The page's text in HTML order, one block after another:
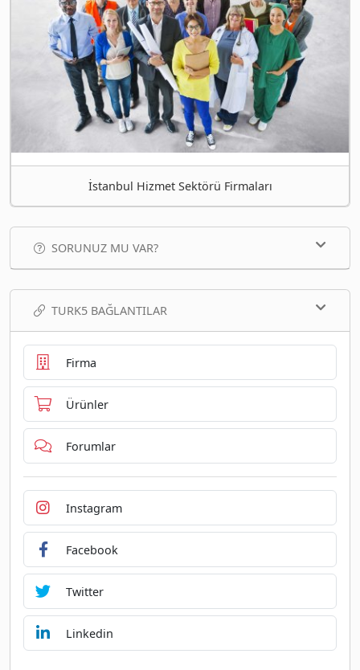
İstanbul Hizmet Sektörü Firmaları
SORUNUZ MU VAR?
TURK5 BAĞLANTILAR
Firma
Ürünler
Forumlar
Instagram
Facebook
Twitter
Linkedin